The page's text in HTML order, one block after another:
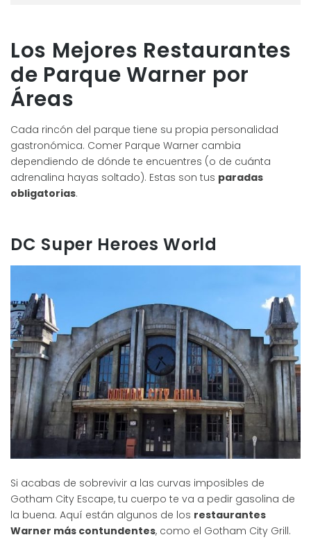
Los Mejores Restaurantes
de Parque Warner por
Áreas
Cada rincón del parque tiene su propia personalidad
gastronómica. Comer Parque Warner cambia
dependiendo de dónde te encuentres (o de cuánta
adrenalina hayas soltado). Estas son tus paradas
obligatorias.
DC Super Heroes World
Si acabas de sobrevivir a las curvas imposibles de
Gotham City Escape, tu cuerpo te va a pedir gasolina de
la buena. Aquí están algunos de los restaurantes
Warner más contundentes, como el Gotham City Grill.